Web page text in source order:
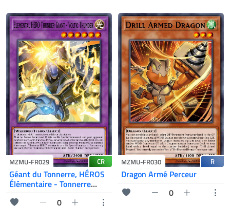
MZMU-FR029 CR
Géant du Tonnerre, HÉROS
Élémentaire - Tonnerre
Voltique
0
MZMU-FR030 R
Dragon Armé Perceur
0